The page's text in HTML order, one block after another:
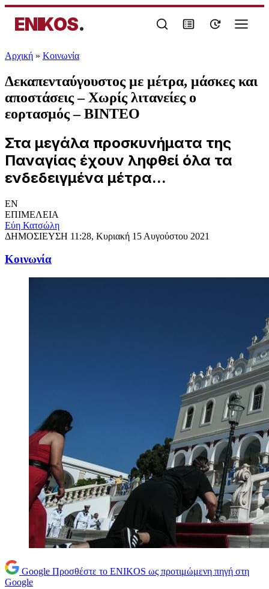
ENIKOS.
Αρχική » Κοινωνία
Δεκαπενταύγουστος με μέτρα, μάσκες και
αποστάσεις – Χωρίς λιτανείες ο
εορτασμός – ΒΙΝΤΕΟ
Στα μεγάλα προσκυνήματα της
Παναγίας έχουν ληφθεί όλα τα
ενδεδειγμένα μέτρα...
EN
ΕΠΙΜΕΛΕΙΑ
Εύη Κατσώλη
ΔΗΜΟΣΙΕΥΣΗ 11:28, Κυριακή 15 Αυγούστου 2021
Κοινωνία
Google Προσθέστε το ENIKOS ως προτιμώμενη πηγή στη
Google